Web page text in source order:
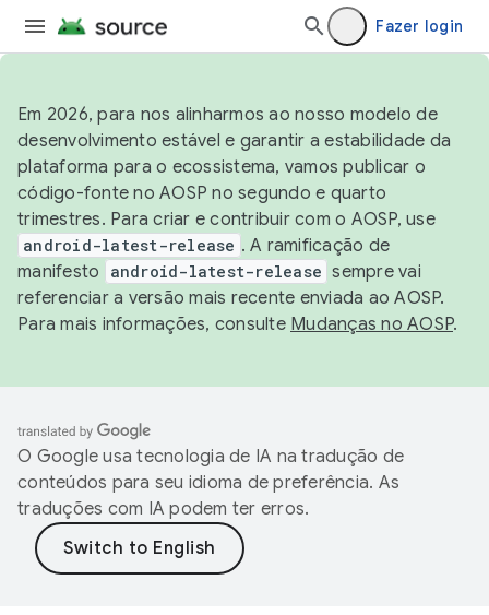
Fazer login
Em 2026, para nos alinharmos ao nosso modelo de
desenvolvimento estável e garantir a estabilidade da
plataforma para o ecossistema, vamos publicar o
código-fonte no AOSP no segundo e quarto
trimestres. Para criar e contribuir com o AOSP, use
android-latest-release . A ramificação de
manifesto
android-latest-release sempre vai
referenciar a versão mais recente enviada ao AOSP.
Para mais informações, consulte Mudanças no AOSP.
O Google usa tecnologia de IA na tradução de
conteúdos para seu idioma de preferência. As
traduções com IA podem ter erros.